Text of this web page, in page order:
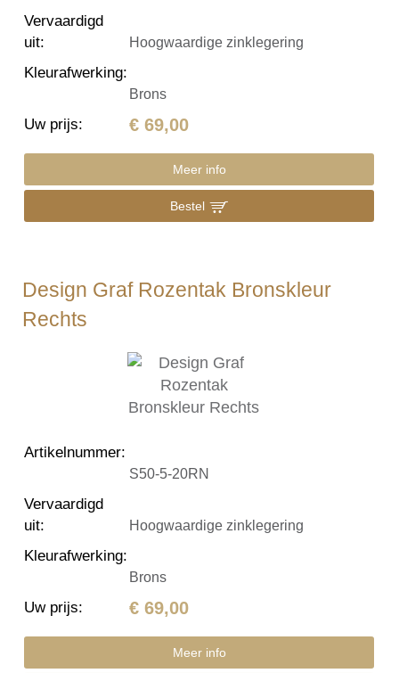
Vervaardigd
uit: Hoogwaardige zinklegering
Kleurafwerking:
Brons
Uw prijs: € 69,00
Meer info
Bestel
Design Graf Rozentak Bronskleur
Rechts
Artikelnummer:
S50-5-20RN
Vervaardigd
uit: Hoogwaardige zinklegering
Kleurafwerking:
Brons
Uw prijs: € 69,00
Meer info